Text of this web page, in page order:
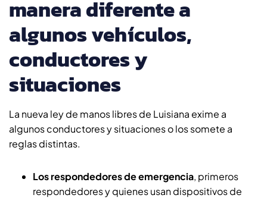
manera diferente a
algunos vehículos,
conductores y
situaciones
La nueva ley de manos libres de Luisiana exime a
algunos conductores y situaciones o los somete a
reglas distintas.
Los respondedores de emergencia, primeros
respondedores y quienes usan dispositivos de